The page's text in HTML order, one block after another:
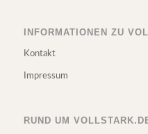
INFORMATIONEN ZU
Kontakt
Impressum
RUND UM